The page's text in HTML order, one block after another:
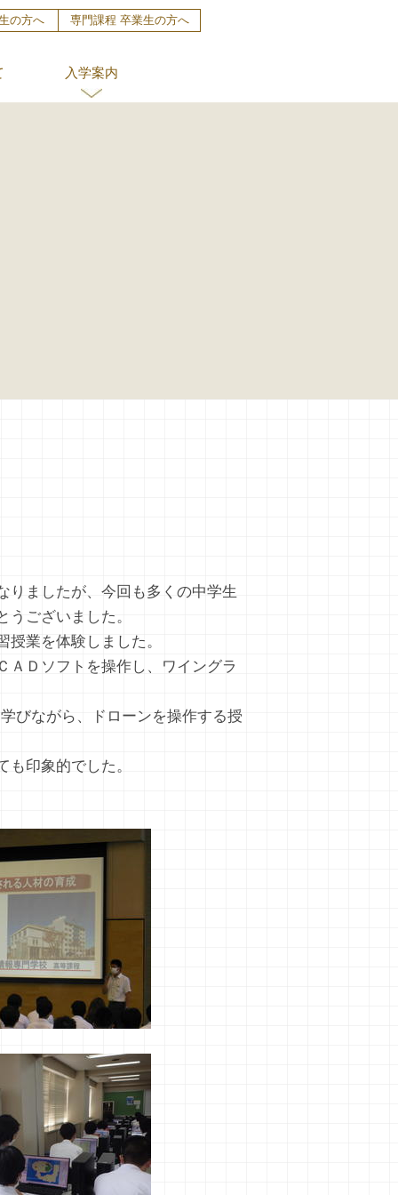
の方へ 専門課程 卒業生の方へ
入学案内
りましたが、今回も多くの中学生
ございました。
業を体験しました。
ＡＤソフトを操作し、ワイングラ
びながら、ドローンを操作する授
印象的でした。